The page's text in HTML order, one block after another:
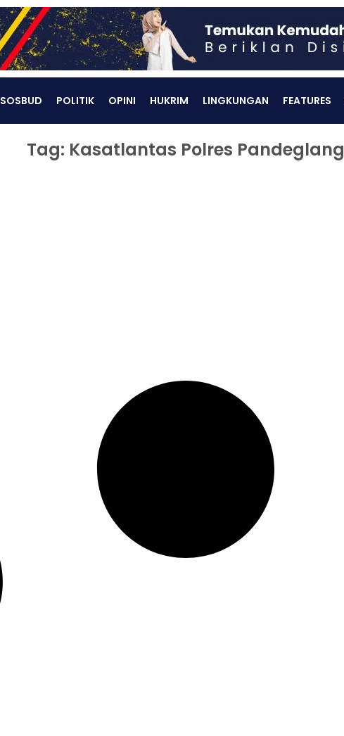
SOSBUD POLITIK OPINI HUKRIM LINGKUNGAN FEATURES
Tag: Kasatlantas Polres Pandeglang